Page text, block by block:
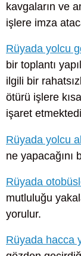
kavgaların ve
işlere imza
Rüyada yolcu
bir toplantı
ilgili bir
ötürü işlere
işaret
Rüyada yolcu
ne yapacağını
Rüyada
mutluluğu
yorulur.
Rüyada hacca